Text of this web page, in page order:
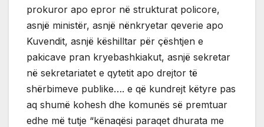
prokuror apo epror në strukturat policore,
asnjë ministër, asnjë nënkryetar qeverie apo
Kuvendit, asnjë këshilltar për çështjen e
pakicave pran kryebashkiakut, asnjë sekretar
në sekretariatet e qytetit apo drejtor të
shërbimeve publike…. e që kundrejt këtyre pas
aq shumë kohesh dhe komunës së premtuar
edhe më tutje “kënaqësi paraqet dhurata me